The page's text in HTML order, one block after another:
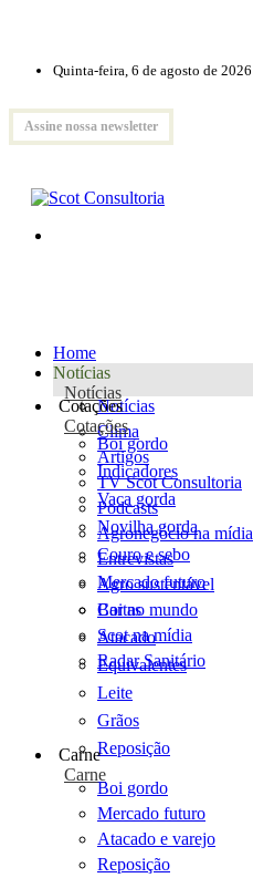
Quinta-feira, 6 de agosto de 2026
Assine nossa newsletter
Home
Notícias
Notícias
Notícias
Clima
Artigos
TV Scot Consultoria
Podcasts
Agronegócio na mídia
Entrevistas
Agro sustentável
Cartas
Scot na mídia
Radar Sanitário
Cotações
Cotações
Boi gordo
Indicadores
Vaca gorda
Novilha gorda
Couro e sebo
Mercado futuro
Boi no mundo
Atacado
Equivalentes
Leite
Grãos
Reposição
Carne
Carne
Boi gordo
Mercado futuro
Atacado e varejo
Reposição